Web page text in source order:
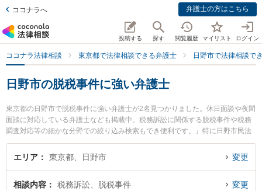
ココナラへ 弁護士の方はこちら
投稿する 探す 閲覧履歴 マイリスト ログイン
ココナラ法律相談 東京都で法律相談できる弁護士 日野市で法律相談で
日野市の脱税事件に強い弁護士
東京都の日野市で脱税事件に強い弁護士が2名見つかりました。休日面談や夜間
面談に対応している弁護士なども掲載中。税務訴訟に関係する脱税事件や税務
調査対応等の細かな分野での絞り込み検索もでき便利です。』特に日野市民法
律事務所の山下 太郎弁護士や日野市民法律事務所の杉浦 悠弁護士のプロフィー
ル情報や弁護士費用、強みなどが注目されています。『日野市で土日や夜間に
件を法律相談できる日野市内の弁護士に相談予約したい』などでお困りの相談
エリア 東京都、日野市 変更
相談内容 税務訴訟、脱税事件 変更